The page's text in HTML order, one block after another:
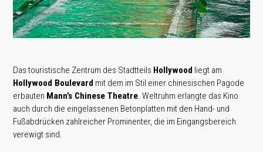
Das touristische Zentrum des Stadtteils Hollywood liegt am
Hollywood Boulevard mit dem im Stil einer chinesischen Pagode
erbauten Mann’s Chinese Theatre. Weltruhm erlangte das Kino
auch durch die eingelassenen Betonplatten mit den Hand- und
Fußabdrücken zahlreicher Prominenter, die im Eingangsbereich
verewigt sind.